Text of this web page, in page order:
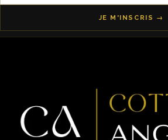
JE M'INSCRIS →